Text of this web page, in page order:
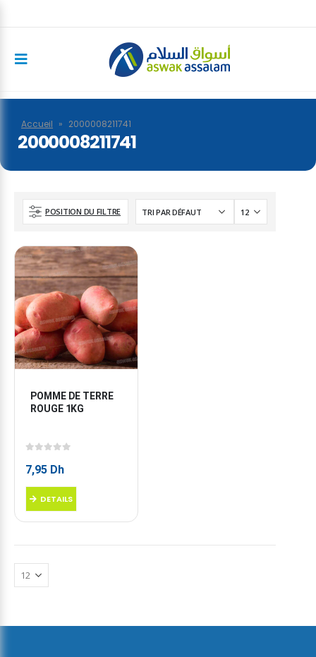
Accueil » 2000008211741
2000008211741
POSITION DU FILTRE
POMME DE TERRE
ROUGE 1KG
7,95 Dh
DETAILS